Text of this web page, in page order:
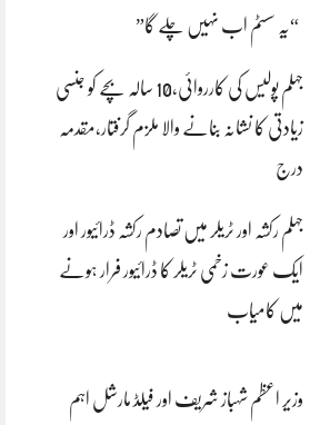
“یہ سسٹم اب نہیں چلے گا”
جہلم پولیس کی کارروائی،10 سالہ بچے کو جنسی
زیادتی کا نشانہ بنانے والا ملزم گرفتار،مقدمہ
درج
جہلم رکشہ اور ٹریلر میں تصادم رکشہ ڈرائیور اور
ایک عورت زخمی ٹریلر کا ڈرائیور فرار ہونے
میں کامیاب
وزیر اعظم شہباز شریف اور فیلڈ مارشل اہم